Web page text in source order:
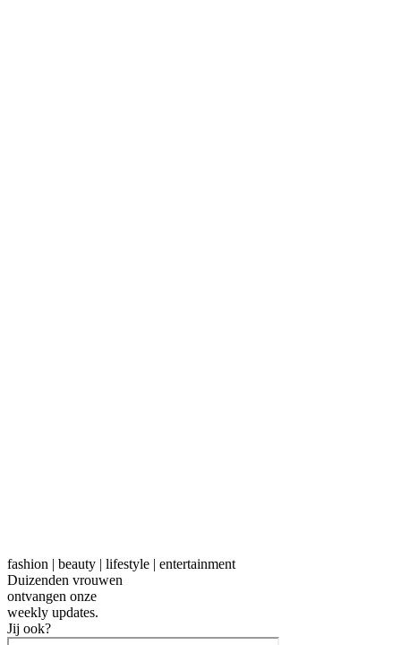
fashion | beauty | lifestyle | entertainment
Duizenden vrouwen
ontvangen onze
weekly updates.
Jij ook?